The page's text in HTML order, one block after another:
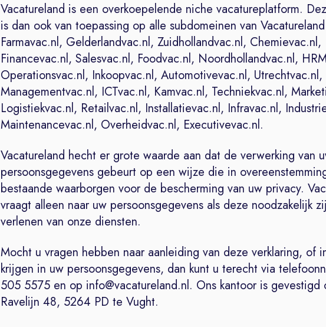
Vacatureland is een overkoepelende niche vacatureplatform.
is dan ook van toepassing op alle subdomeinen van
Farmavac.nl, Gelderlandvac.nl, Zuidhollandvac.nl, Chemievac.nl,
Financevac.nl, Salesvac.nl, Foodvac.nl, Noordhollandvac.nl,
Operationsvac.nl, Inkoopvac.nl, Automotivevac.nl, Utrechtvac.nl,
Managementvac.nl, ICTvac.nl, Kamvac.nl, Techniekvac.nl,
Logistiekvac.nl, Retailvac.nl, Installatievac.nl, Infravac.nl,
Maintenancevac.nl, Overheidvac.nl, Executivevac.nl.
Vacatureland hecht er grote waarde aan dat de verwerking van
persoonsgegevens gebeurt op een wijze die in
bestaande waarborgen voor de bescherming van uw privacy.
vraagt alleen naar uw persoonsgegevens als deze noodzakelijk
verlenen van onze diensten.
Mocht u vragen hebben naar aanleiding van deze verklaring, of
krijgen in uw persoonsgegevens, dan kunt u terecht via
505 5575 en op info@vacatureland.nl. Ons kantoor is gevestigd
Ravelijn 48, 5264 PD te Vught.